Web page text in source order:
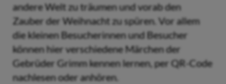
andere Welt zu träumen und vorab den
Zauber der Weihnacht zu spüren. Vor allem
die kleinen Besucherinnen und Besucher
können hier verschiedene Märchen der
Gebrüder Grimm kennen lernen, per QR-Code
nachlesen oder anhören.